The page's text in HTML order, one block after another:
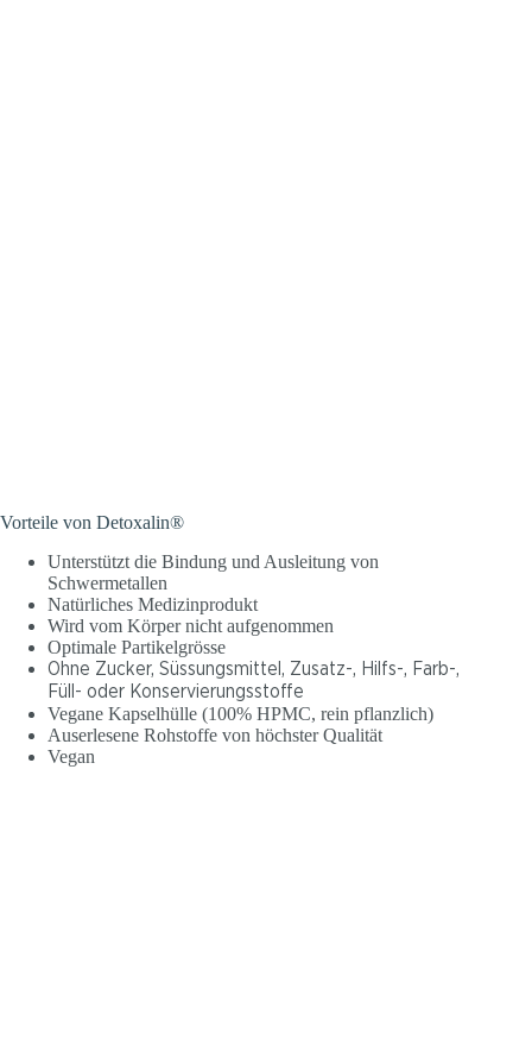
Vorteile von Detoxalin®
Unterstützt die Bindung und Ausleitung von
Schwermetallen
Natürliches Medizinprodukt
Wird vom Körper nicht aufgenommen
Optimale Partikelgrösse
Ohne Zucker, Süssungsmittel, Zusatz-, Hilfs-, Farb-,
Füll- oder Konservierungsstoffe
Vegane Kapselhülle (100% HPMC, rein pflanzlich)
Auserlesene Rohstoffe von höchster Qualität
Vegan